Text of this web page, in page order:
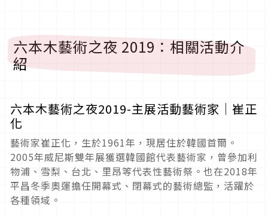
六本木藝術之夜 2019：相關活動介
紹
六本木藝術之夜2019-主展活動藝術家│崔正
化
藝術家崔正化，生於1961年，現居住於韓國首爾。
2005年威尼斯雙年展獲選韓國館代表藝術家，曾參加利
物浦、雪梨、台北、里昂等代表性藝術祭。也在2018年
平昌冬季奧運擔任開幕式、閉幕式的藝術總監，活躍於
各種領域。